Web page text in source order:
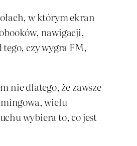
w którym ekran
nawigacji,
czy wygra FM,
nie dlatego, że zawsze
wielu
wybiera to, co jest